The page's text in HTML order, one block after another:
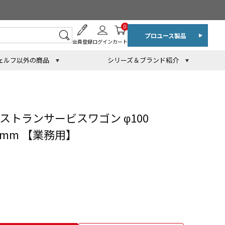
会員登録ログインカート
0
プロユース製品
ルフ以外の商品 シリーズ＆ブランド紹介
トランサービスワゴン φ100
【業務用】